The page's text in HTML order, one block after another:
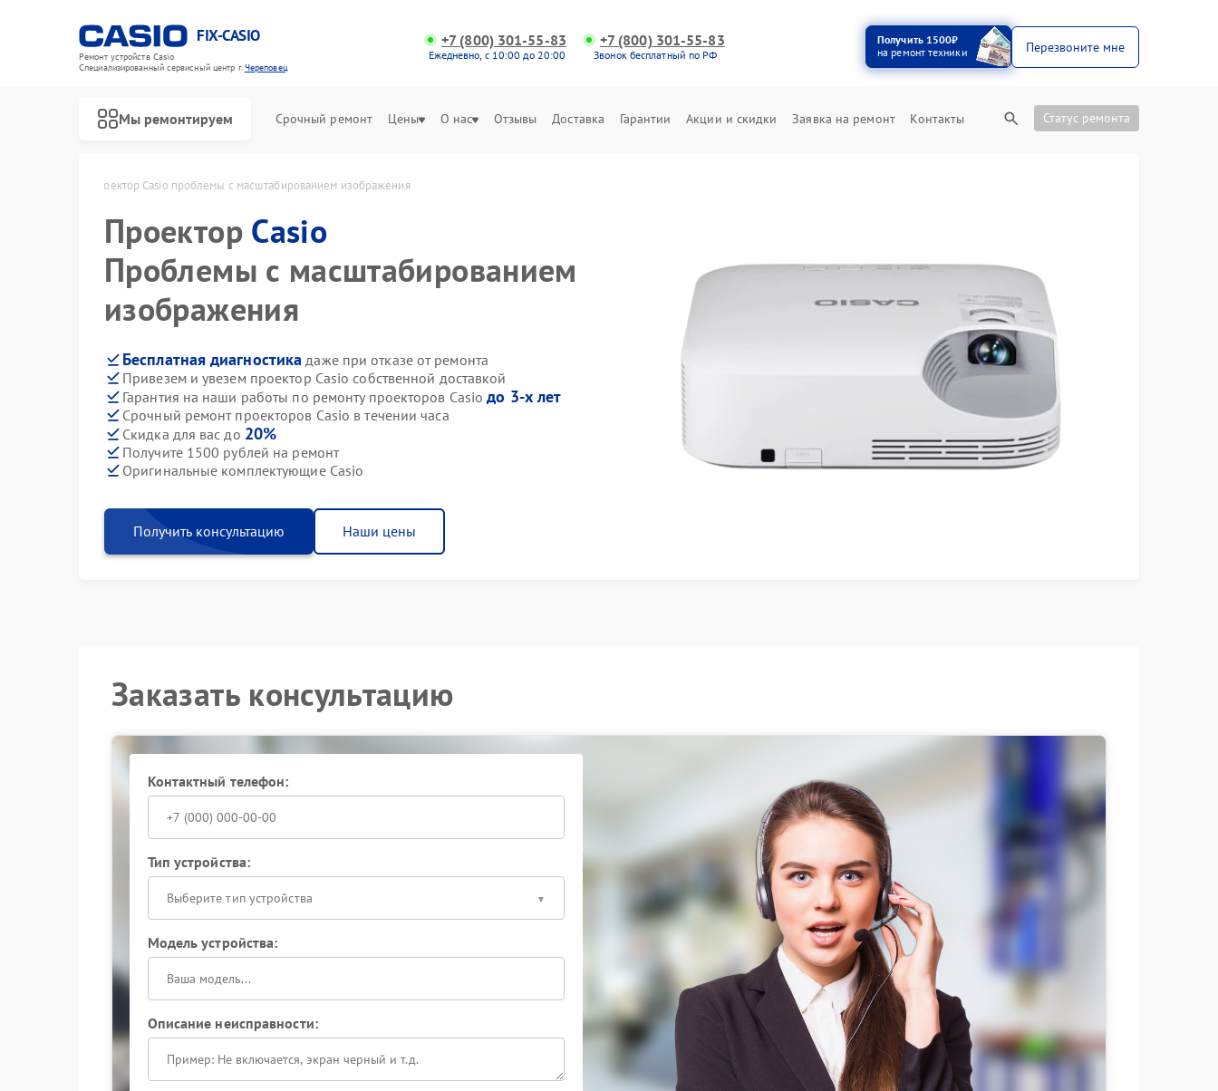
FIX-CASIO
Ремонт устройств Casio
Специализированный cервисный центр г.Череповец
+7 (800) 301-55-83
Ежедневно, с 10:00 до 20:00
+7 (800) 301-55-83
Звонок бесплатный по РФ
Получить 1500₽
на ремонт техники
Перезвоните мне
Мы ремонтируем Срочный ремонт Цены О нас Отзывы Доставка Гарантии Акции и скидки Заявка на ремонт Контакты Статус ремонта
Проектор Casio проблемы с масштабированием изображения
Проектор Casio
Проблемы с масштабированием
изображения
Бесплатная диагностика даже при отказе от ремонта
Привезем и увезем проектор Casio собственной доставкой
Гарантия на наши работы по ремонту проекторов Casioдо 3-х лет
Срочный ремонт проекторов Casio в течении часа
Скидка для вас до 20%
Получите 1500 рублей на ремонт
Оригинальные комплектующие Casio
Получить консультацию Наши цены
Заказать консультацию
Контактный телефон:
Тип устройства:
Выберите тип устройства
Модель устройства:
Описание неисправности: